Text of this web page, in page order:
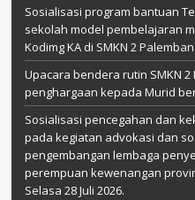
Sosialisasi program bantuan
sekolah model pembelajaran
Kodimg KA di SMKN 2
Upacara bendera rutin SMKN
penghargaan kepada Murid
Sosialisasi pencegahan dan
pada kegiatan advokasi dan
pengembangan lembaga
perempuan kewenangan
Selasa 28 Juli 2026.